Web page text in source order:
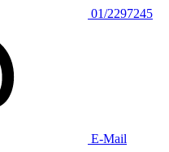
01/2297245
E-Mail